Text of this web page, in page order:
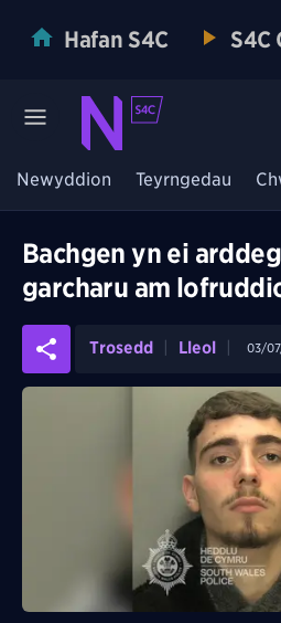
Hafan S4C S4C
Newyddion Teyrngedau
Bachgen yn ei
garcharu am
Trosedd Lleol 03/